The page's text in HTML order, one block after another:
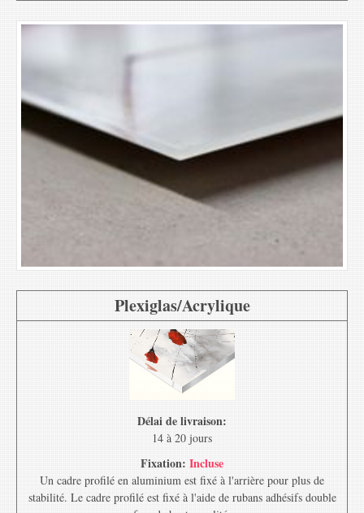
Plexiglas/Acrylique
Délai de livraison:
14 à 20 jours
Fixation: Incluse
Un cadre profilé en aluminium est fixé à l'arrière pour plus de
stabilité. Le cadre profilé est fixé à l'aide de rubans adhésifs double